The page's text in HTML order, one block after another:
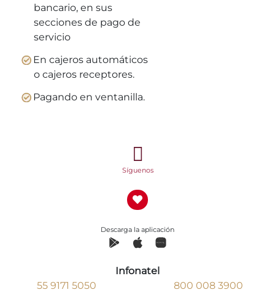
bancario, en sus
secciones de pago de
servicio
En cajeros automáticos
o cajeros receptores.
Pagando en ventanilla.
Síguenos
Descarga la aplicación
Infonatel
55 9171 5050
800 008 3900